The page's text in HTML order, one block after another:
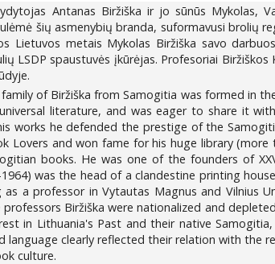
Antanas Biržiška ir jo sūnūs Mykolas,
šių asmenybių branda, suformavusi brolių
Lietuvos metais Mykolas Biržiška savo
LSDP spaustuvės įkūrėjas. Profesoriai
of Biržiška from Samogitia was formed in
literature, and was eager to share it
works he defended the prestige of the
Lovers and won fame for his huge library
books. He was one of the founders of
1964) was the head of a clandestine printing
as a professor in Vytautas Magnus and Vilnius
Biržiška were nationalized and
in Lithuania's Past and their native
language clearly reflected their relation with the
culture.